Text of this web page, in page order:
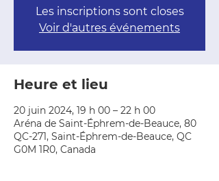
Les inscriptions sont closes
Voir d'autres événements
Heure et lieu
20 juin 2024, 19 h 00 – 22 h 00
Aréna de Saint-Éphrem-de-Beauce, 80
QC-271, Saint-Éphrem-de-Beauce, QC
G0M 1R0, Canada